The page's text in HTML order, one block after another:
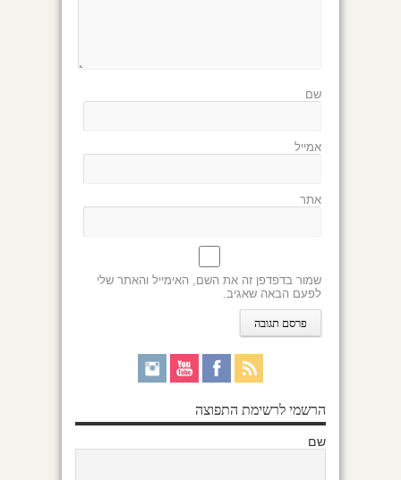
שם
אמייל
אתר
שמור בדפדפן זה את השם, האימייל והאתר שלי
לפעם הבאה שאגיב.
הרשמי לרשימת התפוצה
שם